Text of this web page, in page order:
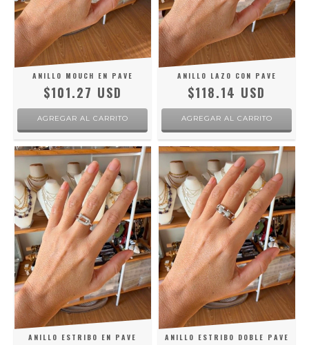
ANILLO MOUCH EN PAVE
$101.27 USD
AGREGAR AL CARRITO
ANILLO LAZO CON PAVE
$118.14 USD
AGREGAR AL CARRITO
ANILLO ESTRIBO EN PAVE ANILLO ESTRIBO DOBLE PAVE